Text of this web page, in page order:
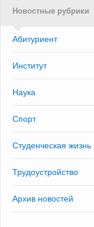
Новостные рубрики
Абитуриент
Институт
Наука
Спорт
Студенческая жизнь
Трудоустройство
Архив новостей